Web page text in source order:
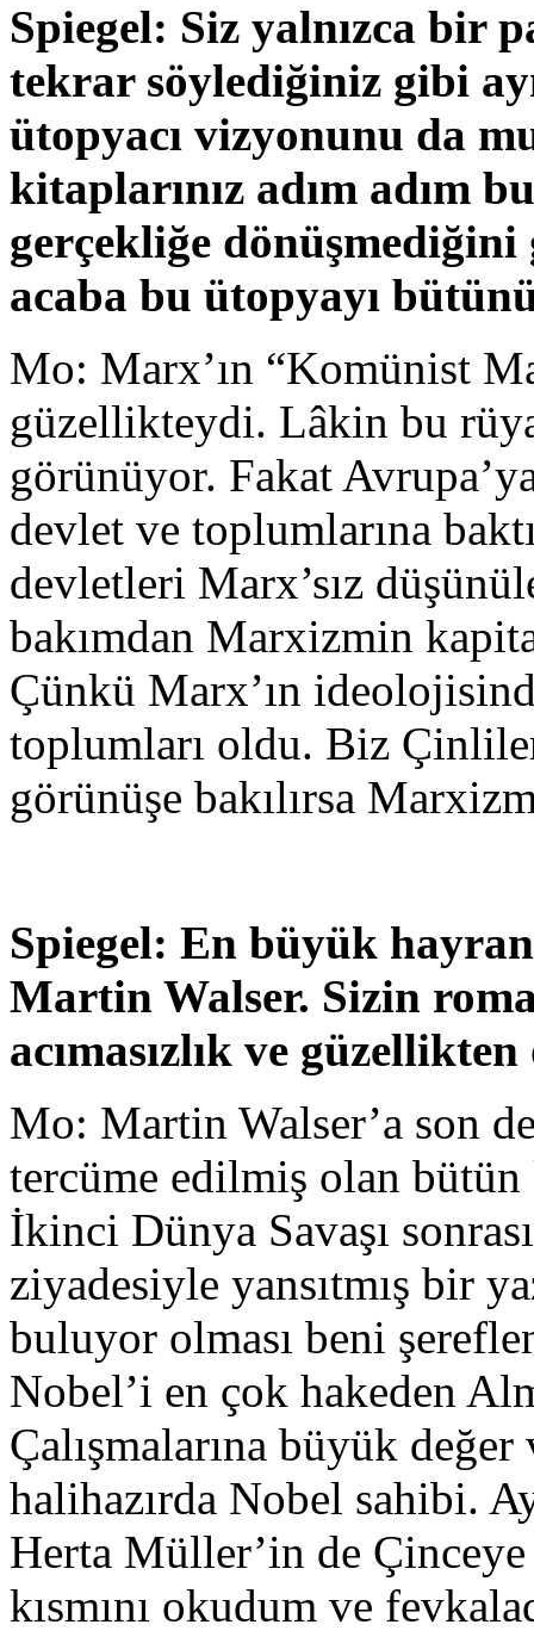
Spiegel: Siz yalnızca bir
tekrar söylediğiniz gibi
ütopyacı vizyonunu da
kitaplarınız adım adım
gerçekliğe dönüşmediğini
acaba bu ütopyayı
Mo: Marx’ın “Komünist
güzellikteydi. Lâkin bu
görünüyor. Fakat
devlet ve toplumlarına
devletleri Marx’sız
bakımdan Marxizmin
Çünkü Marx’ın
toplumları oldu. Biz
görünüşe bakılırsa
Spiegel: En büyük
Martin Walser. Sizin
acımasızlık ve
Mo: Martin Walser’a son
tercüme edilmiş olan bütün
İkinci Dünya Savaşı
ziyadesiyle yansıtmış bir
buluyor olması beni
Nobel’i en çok hakeden
Çalışmalarına büyük
halihazırda Nobel sahibi.
Herta Müller’in de
kısmını okudum ve